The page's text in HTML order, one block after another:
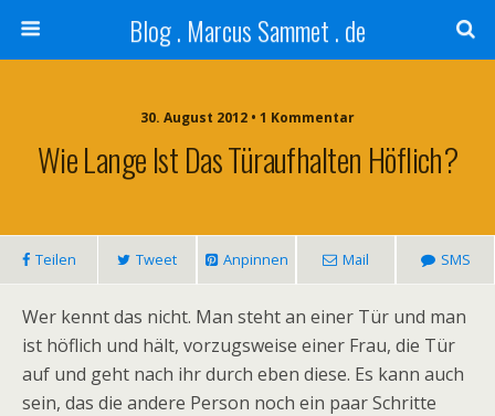
Blog . Marcus Sammet . de
30. August 2012 • 1 Kommentar
Wie Lange Ist Das Türaufhalten Höflich?
Teilen Tweet Anpinnen Mail SMS
Wer kennt das nicht. Man steht an einer Tür und man
ist höflich und hält, vorzugsweise einer Frau, die Tür
auf und geht nach ihr durch eben diese. Es kann auch
sein, das die andere Person noch ein paar Schritte